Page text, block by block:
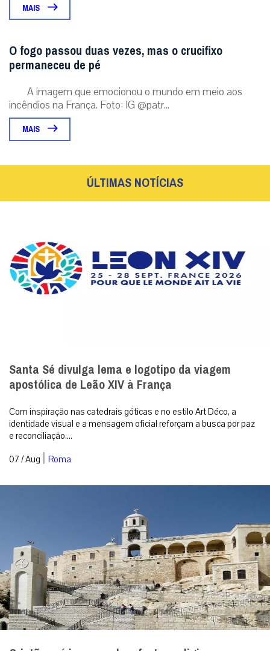
MAIS
O fogo passou duas vezes, mas o crucifixo
permaneceu de pé
A imagem que emocionou o mundo em meio aos
incêndios na França. Foto: IG @patr...
MAIS
ÚLTIMAS NOTÍCIAS
Santa Sé divulga lema e logotipo da viagem
apostólica de Leão XIV à França
Com inspiração nas catedrais góticas e no estilo Art Déco, a
identidade visual e a mensagem oficial reforçam a busca por paz
e reconciliação....
07 / Aug | Roma